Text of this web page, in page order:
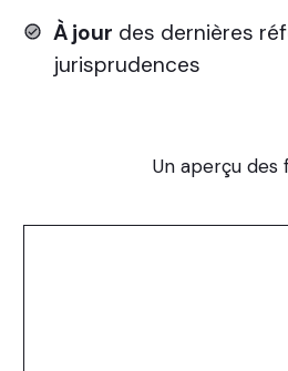
À jour des dernières
jurisprudences
Un aperçu des